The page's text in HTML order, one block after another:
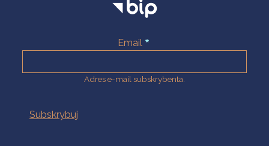
Email
Adres e-mail subskrybenta.